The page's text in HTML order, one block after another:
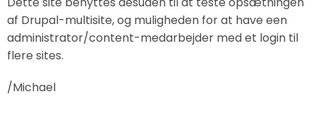
af Drupal-multisite, og muligheden for at have een
administrator/content-medarbejder med et login til
flere sites.
/Michael